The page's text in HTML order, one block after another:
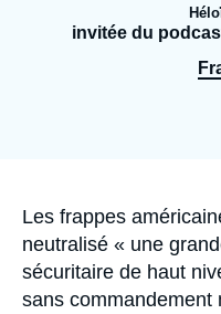
invitée du
Accroche
Les frappes
neutralisé « une
sécuritaire de haut
sans commandement